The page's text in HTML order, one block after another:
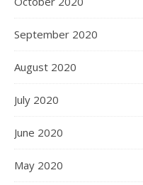
September 2020
August 2020
July 2020
June 2020
May 2020